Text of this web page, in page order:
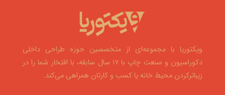
ویکتوریا با مجموعه‌ای از متخصصین حوزه طراحی داخلی
دکوراسیون و صنعت چاپ با ۱۷ سال سابقه، با افتخار شما را در
زیباترکردن محیط خانه یا کسب و کارتان همراهی می‌کند.